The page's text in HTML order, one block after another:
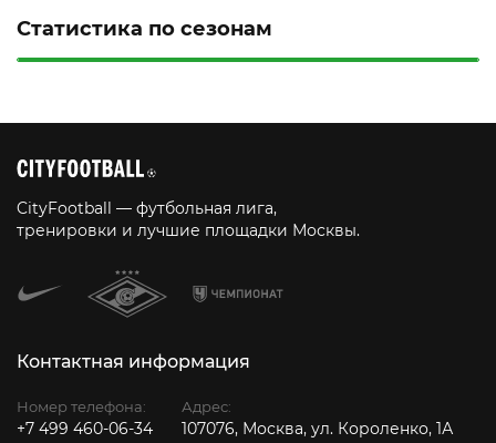
Статистика по сезонам
CityFootball — футбольная лига,
тренировки и лучшие площадки Москвы.
Контактная информация
Номер телефона:
+7 499 460-06-34
Адрес:
107076, Москва, ул. Короленко, 1А